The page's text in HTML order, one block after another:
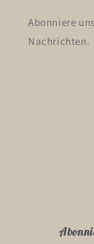
Abonniere
Nachrichten.